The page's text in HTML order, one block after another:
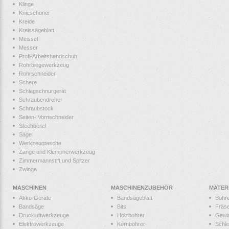
Klinge
Knieschoner
Kreide
Kreissägeblatt
Meissel
Messer
Profi-Arbeitshandschuh
Rohrbiegewerkzeug
Rohrschneider
Schere
Schlagschnurgerät
Schraubendreher
Schraubstock
Seiten- Vornschneider
Stechbeitel
Säge
Werkzeugtasche
Zange und Klempnerwerkzeug
Zimmermannstift und Spitzer
Zwinge
MASCHINEN
Akku-Geräte
Bandsäge
Druckluftwerkzeuge
Elektrowerkzeuge
MASCHINENZUBEHÖR
Bandsägeblatt
Bits
Holzbohrer
Kernbohrer